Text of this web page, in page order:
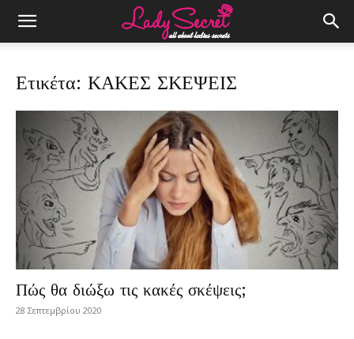
Ετικέτα: ΚΑΚΕΣ ΣΚΕΨΕΙΣ
Πώς θα διώξω τις κακές σκέψεις;
28 Σεπτεμβρίου 2020